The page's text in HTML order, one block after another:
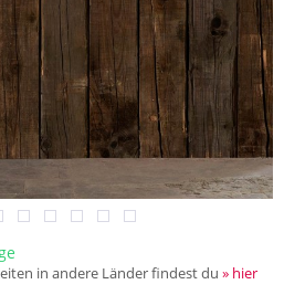
in andere Länder findest du » hier